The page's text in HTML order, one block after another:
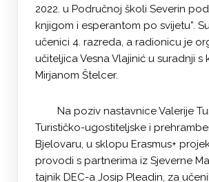
2022. u Područnoj školi Severin
knjigom i esperantom po svijetu”.
učenici 4. razreda, a radionicu je
učiteljica Vesna Vlajinić u suradnji s
Mirjanom Štelcer.
Na poziv nastavnice Valerije
Turističko-ugostiteljske i
Bjelovaru, u sklopu Erasmus+
provodi s partnerima iz Sjeverne
tajnik DEC-a Josip Pleadin, za